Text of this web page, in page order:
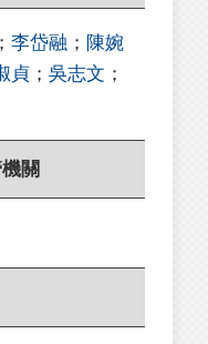
； 李岱融 ； 陳婉
貞 ； 吳志文 ；
關